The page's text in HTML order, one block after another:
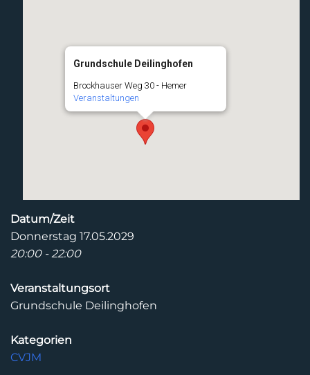
Grundschule Deilinghofen
Brockhauser Weg 30 - Hemer
Veranstaltungen
Datum/Zeit
Donnerstag 17.05.2029
20:00 - 22:00
Veranstaltungsort
Grundschule Deilinghofen
Kategorien
CVJM